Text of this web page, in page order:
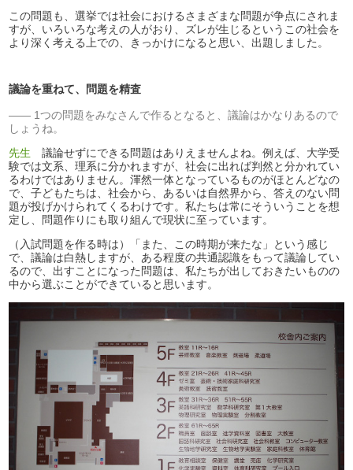
この問題も、選挙では社会におけるさまざまな問題が争点にされま
すが、いろいろな考えの人がおり、ズレが生じるというこの社会を
より深く考える上での、きっかけになると思い、出題しました。
議論を重ねて、問題を精査
1つの問題をみなさんで作るとなると、議論はかなりあるので
しょうね。
先生 議論せずにできる問題はありえませんよね。例えば、大学受
験では文系、理系に分かれますが、社会に出れば判然と分かれてい
るわけではありません。渾然一体となっているものがほとんどなの
で、子どもたちは、社会から、あるいは自然界から、答えのない問
題が投げかけられてくるわけです。私たちは常にそういうことを想
定し、問題作りにも取り組んで現状に至っています。
（入試問題を作る時は）「また、この時期が来たな」という感じ
で、議論は白熱しますが、ある程度の共通認識をもって議論してい
るので、出すことになった問題は、私たちが出しておきたいものの
中から選ぶことができていると思います。